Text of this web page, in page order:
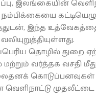
இலங்கையின்
இந்த
தொழில் துறை
வர்த்தக வசதி